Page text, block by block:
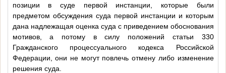
позиции в суде первой инстанции, которые были
предметом обсуждения суда первой инстанции и которым
дана надлежащая оценка суда с приведением обоснования
мотивов, а потому в силу положений статьи 330
Гражданского процессуального кодекса Российской
Федерации, они не могут повлечь отмену либо изменение
решения суда.